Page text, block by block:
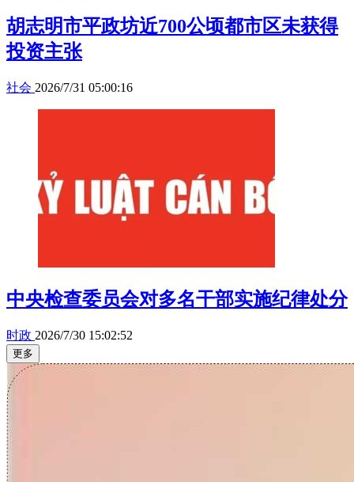
胡志明市平政坊近700公顷都市区未获得
投资主张
社会 2026/7/31 05:00:16
中央检查委员会对多名干部实施纪律处分
时政 2026/7/30 15:02:52
更多